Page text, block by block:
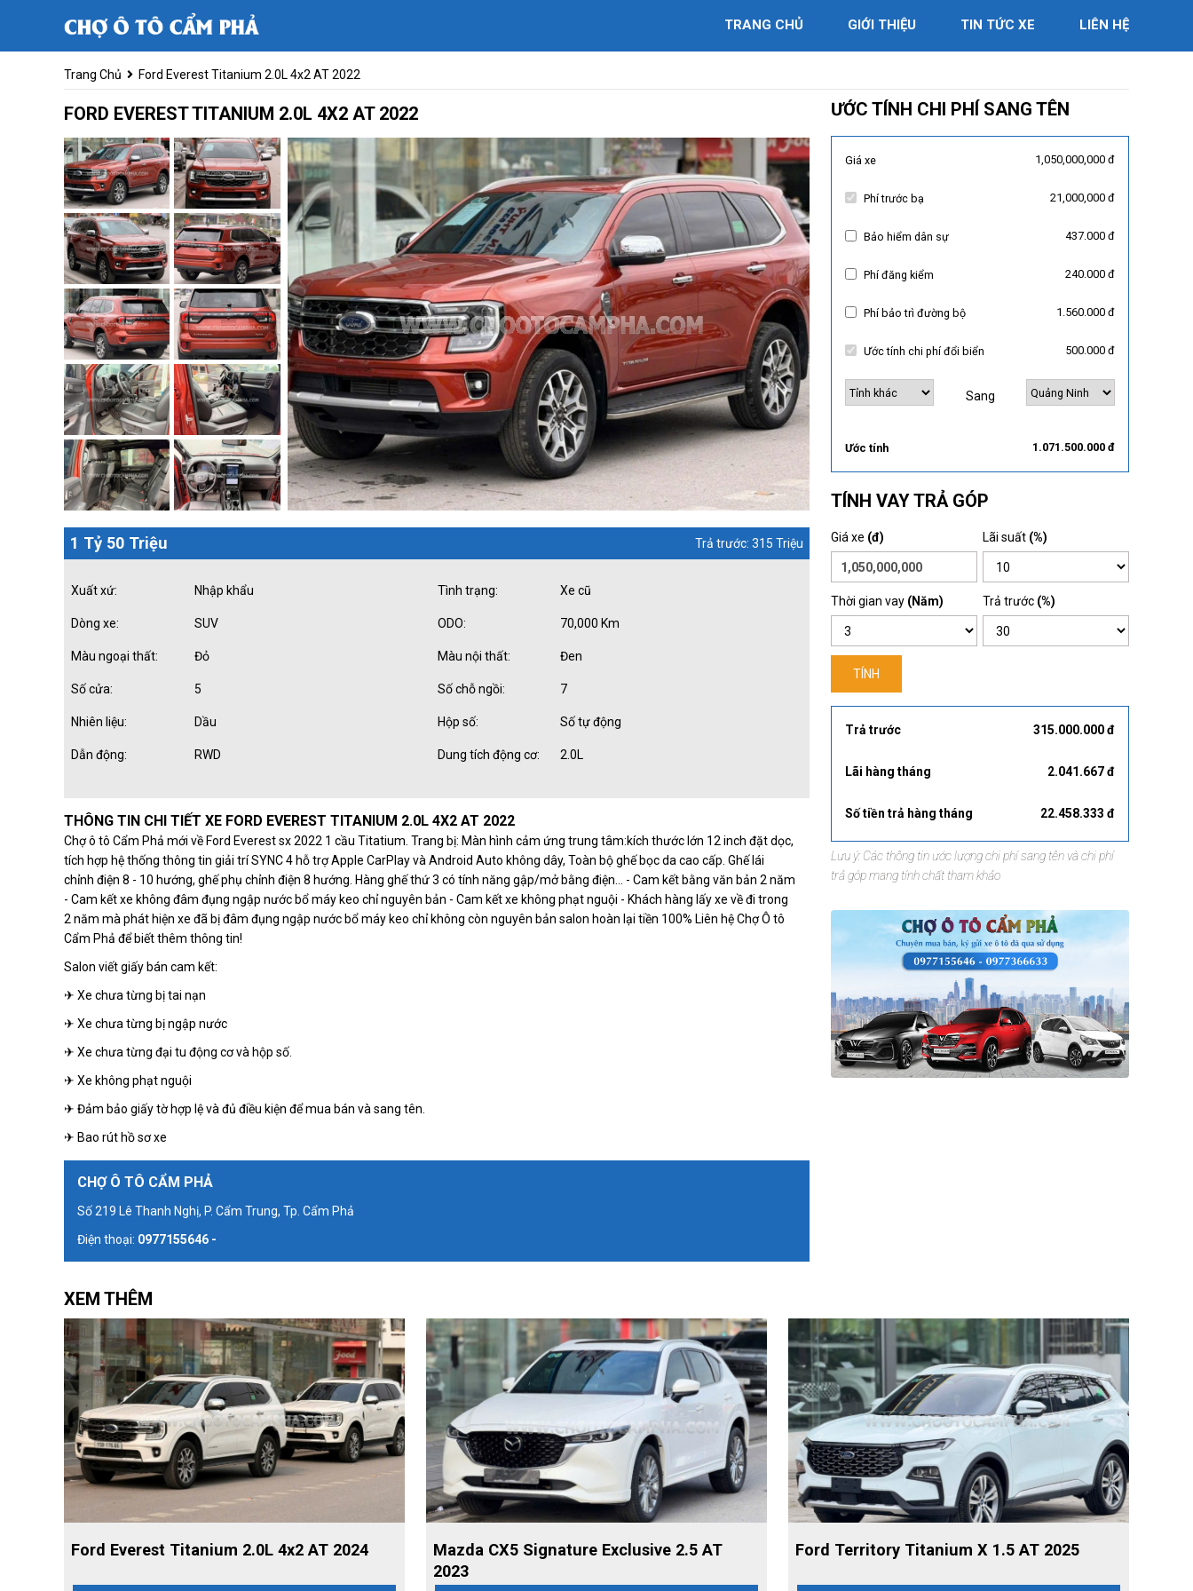
TRANG CHỦ GIỚI THIỆU TIN TỨC XE LIÊN HỆ
Trang Chủ Ford Everest Titanium 2.0L 4x2 AT 2022
FORD EVEREST TITANIUM 2.0L 4X2 AT 2022
1 Tỷ 50 Triệu Trả trước: 315 Triệu
Xuất xứ: Nhập khẩu Tình trạng: Xe cũ
Dòng xe: SUV ODO: 70,000 Km
Màu ngoại thất: Đỏ Màu nội thất: Đen
Số cửa: 5 Số chỗ ngồi: 7
Nhiên liệu: Dầu Hộp số: Số tự động
Dẫn động: RWD Dung tích động cơ: 2.0L
THÔNG TIN CHI TIẾT XE FORD EVEREST TITANIUM 2.0L 4X2 AT 2022
Chợ ô tô Cẩm Phả mới về Ford Everest sx 2022 1 cầu Titatium. Trang bị: Màn hình cảm ứng trung tâm:kích thước lớn 12 inch đặt dọc,
tích hợp hệ thống thông tin giải trí SYNC 4 hỗ trợ Apple CarPlay và Android Auto không dây, Toàn bộ ghế bọc da cao cấp. Ghế lái
chỉnh điện 8 - 10 hướng, ghế phụ chỉnh điện 8 hướng. Hàng ghế thứ 3 có tính năng gập/mở bằng điện... - Cam kết bằng văn bản 2 năm
- Cam kết xe không đâm đụng ngập nước bổ máy keo chỉ nguyên bản - Cam kết xe không phạt nguội - Khách hàng lấy xe về đi trong
2 năm mà phát hiện xe đã bị đâm đụng ngập nước bổ máy keo chỉ không còn nguyên bản salon hoàn lại tiền 100% Liên hệ Chợ Ô tô
Cẩm Phả để biết thêm thông tin!
Salon viết giấy bán cam kết:
✈ Xe chưa từng bị tai nạn
✈ Xe chưa từng bị ngập nước
✈ Xe chưa từng đại tu động cơ và hộp số.
✈ Xe không phạt nguội
✈ Đảm bảo giấy tờ hợp lệ và đủ điều kiện để mua bán và sang tên.
✈ Bao rút hồ sơ xe
CHỢ Ô TÔ CẨM PHẢ
Số 219 Lê Thanh Nghị, P. Cẩm Trung, Tp. Cẩm Phả
Điện thoại: 0977155646 -
ƯỚC TÍNH CHI PHÍ SANG TÊN
Giá xe 1,050,000,000 đ
Phí trước bạ 21,000,000 đ
Bảo hiểm dân sự 437.000 đ
Phí đăng kiểm 240.000 đ
Phí bảo trì đường bộ 1.560.000 đ
Ước tính chi phí đổi biển 500.000 đ
Sang
Ước tính 1.071.500.000 đ
TÍNH VAY TRẢ GÓP
Giá xe (đ) Lãi suất (%)
Thời gian vay (Năm) Trả trước (%)
TÍNH
Trả trước 315.000.000 đ
Lãi hàng tháng 2.041.667 đ
Số tiền trả hàng tháng 22.458.333 đ
Lưu ý: Các thông tin ước lượng chi phí sang tên và chi phí
trả góp mang tính chất tham khảo
XEM THÊM
Ford Everest Titanium 2.0L 4x2 AT 2024
Mazda CX5 Signature Exclusive 2.5 AT
2023
Ford Territory Titanium X 1.5 AT 2025